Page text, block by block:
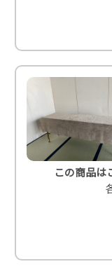
この商品は